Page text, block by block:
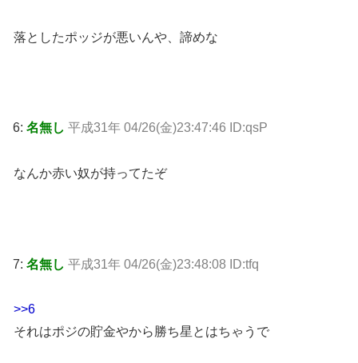
落としたポッジが悪いんや、諦めな
6: 名無し 平成31年 04/26(金)23:47:46 ID:qsP
なんか赤い奴が持ってたぞ
7: 名無し 平成31年 04/26(金)23:48:08 ID:tfq
>>6
それはポジの貯金やから勝ち星とはちゃうで